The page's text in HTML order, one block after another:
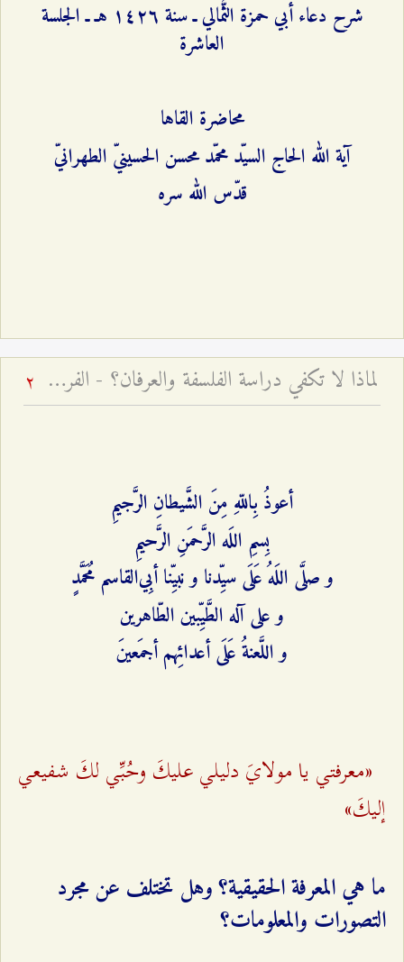
شرح دعاء أبي حمزة الثُّمالي ـ سنة ۱٤٢٦ هـ ـ الجلسة
العاشرة
محاضرة القاها
آية الله الحاج السيّد محمّد محسن الحسينيّ الطهرانيّ
قدّس الله سره
لماذا لا تكفي دراسة الفلسفة والعرفان؟ - الفرق بين العلم والمعرفة 2
أعوذُ بِاللّهِ مِنَ الشَّیطانِ الرَّجیمِ
بِسمِ اللَه الرَّحمَنِ الرَّحیمِ
و صلَّى‌ اللَهُ عَلَى سیِّدنا و نبیِّنا أبِي‌القاسم مُحَمَّدٍ
و علی آله الطَّیِّبین الطّاهرین
و اللَّعنةُ عَلَى أعدائِهم أجمَعینَ
«معرفتي يا مولايَ دليلي عليكَ وحُبِّي لكَ شفيعي
إليكَ»
ما هي المعرفة الحقيقية؟ وهل تختلف عن مجرد
التصورات والمعلومات؟